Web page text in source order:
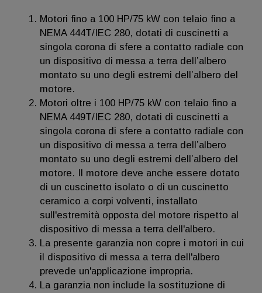
Motori fino a 100 HP/75 kW con telaio fino a
NEMA 444T/IEC 280, dotati di cuscinetti a
singola corona di sfere a contatto radiale con
un dispositivo di messa a terra dell’albero
montato su uno degli estremi dell’albero del
motore.
Motori oltre i 100 HP/75 kW con telaio fino a
NEMA 449T/IEC 280, dotati di cuscinetti a
singola corona di sfere a contatto radiale con
un dispositivo di messa a terra dell’albero
montato su uno degli estremi dell’albero del
motore. Il motore deve anche essere dotato
di un cuscinetto isolato o di un cuscinetto
ceramico a corpi volventi, installato
sull'estremità opposta del motore rispetto al
dispositivo di messa a terra dell'albero.
La presente garanzia non copre i motori in cui
il dispositivo di messa a terra dell'albero
prevede un'applicazione impropria.
La garanzia non include la sostituzione di